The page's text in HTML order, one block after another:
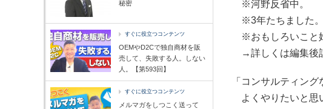
※河野反省中。
※3年たちました。
※おもしろいこと
→詳しくは編集後
「コンサルティン
よくやりたいと思
秘密
すぐに役立つコンテンツ
OEMやD2Cで独自商材を販
売して、失敗する人。しない
人。【第593回】
すぐに役立つコンテンツ
メルマガをしつこく送って